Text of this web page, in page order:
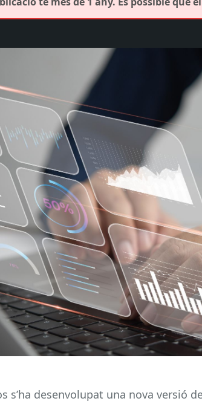
s’ha desenvolupat una nova versió